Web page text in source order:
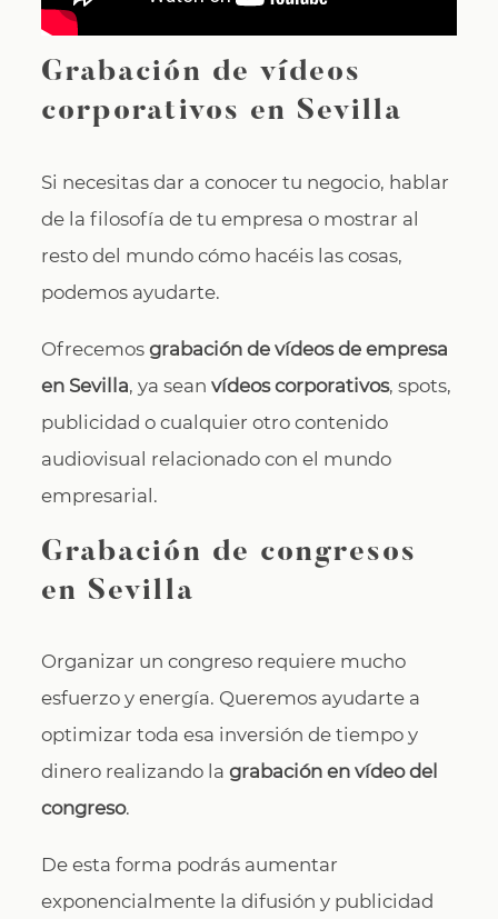
Grabación de vídeos
corporativos en Sevilla
Si necesitas dar a conocer tu negocio, hablar
de la filosofía de tu empresa o mostrar al
resto del mundo cómo hacéis las cosas,
podemos ayudarte.
Ofrecemosgrabación de vídeos de empresa
en Sevilla, ya seanvídeos corporativos, spots,
publicidad o cualquier otro contenido
audiovisual relacionado con el mundo
empresarial.
Grabación de congresos
en Sevilla
Organizar un congreso requiere mucho
esfuerzo y energía. Queremos ayudarte a
optimizar toda esa inversión de tiempo y
dinero realizando lagrabación en vídeo del
congreso.
De esta forma podrás aumentar
exponencialmente la difusión y publicidad